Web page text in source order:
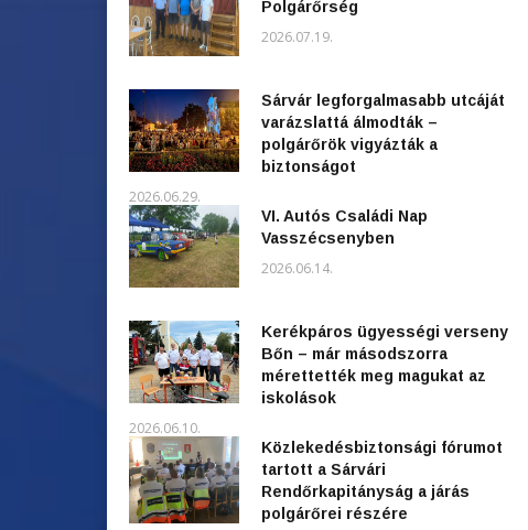
Polgárőrség
2026.07.19.
Sárvár legforgalmasabb utcáját
varázslattá álmodták –
polgárőrök vigyázták a
biztonságot
2026.06.29.
VI. Autós Családi Nap
Vasszécsenyben
2026.06.14.
Kerékpáros ügyességi verseny
Bőn – már másodszorra
mérettették meg magukat az
iskolások
2026.06.10.
Közlekedésbiztonsági fórumot
tartott a Sárvári
Rendőrkapitányság a járás
polgárőrei részére